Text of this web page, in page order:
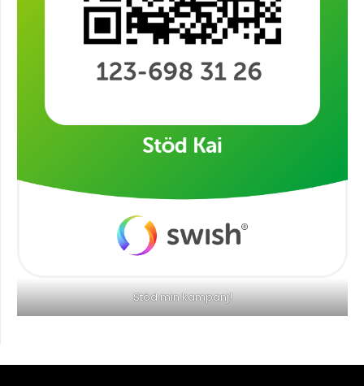
Stöd min kampanj!